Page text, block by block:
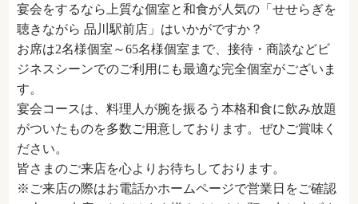
宴会をするなら上質な個室と和食が人気の「せせらぎを
聴きながら 品川駅前店」はいかがですか？
お席は2名様個室～65名様個室まで、接待・商談などビ
ジネスシーンでのご利用にも最適な完全個室がございま
す。
宴会コースは、料理人が腕を振るう本格和食に飲み放題
がついたものを多数ご用意しております。ぜひご賞味く
ださい。
皆さまのご来店を心よりお待ちしております。
※ご来店の際はお電話かホームページで営業日をご確認